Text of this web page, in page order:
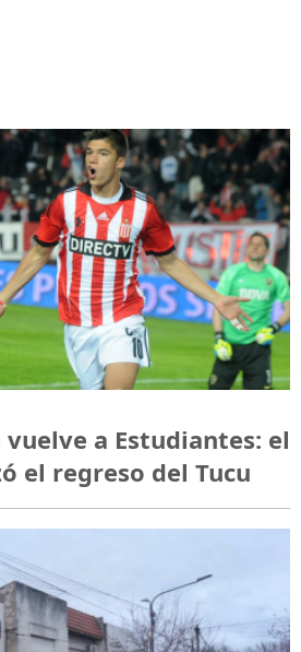
vuelve a Estudiantes: el
el regreso del Tucu